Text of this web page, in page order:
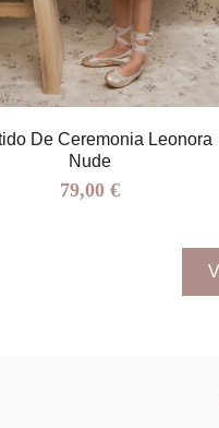
De Ceremonia Leonora
Nude
79,00 €